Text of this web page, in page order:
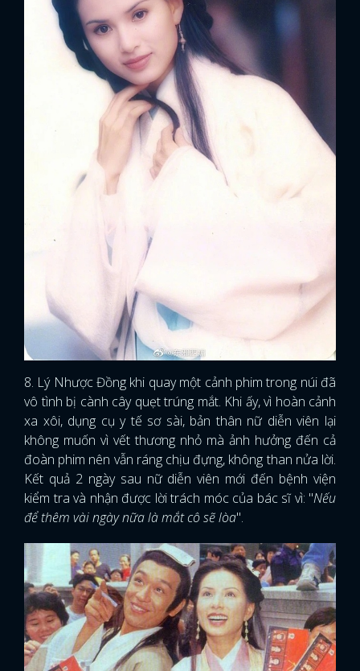
8. Lý Nhược Đồng khi quay một cảnh phim trong núi đã
vô tình bị cành cây quẹt trúng mắt. Khi ấy, vì hoàn cảnh
xa xôi, dụng cụ y tế sơ sài, bản thân nữ diễn viên lại
không muốn vì vết thương nhỏ mà ảnh hưởng đến cả
đoàn phim nên vẫn ráng chịu đựng, không than nửa lời.
Kết quả 2 ngày sau nữ diễn viên mới đến bệnh viện
kiểm tra và nhận được lời trách móc của bác sĩ vì: "Nếu
để thêm vài ngày nữa là mắt cô sẽ lòa".